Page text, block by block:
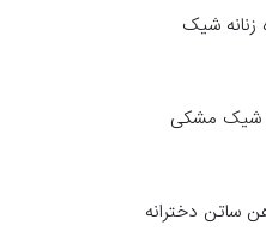
زنانه شیک
شیک مشکی
ساتن دخترانه